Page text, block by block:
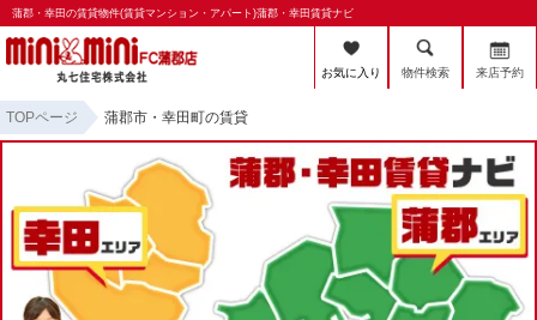
蒲郡・幸田の賃貸物件(賃貸マンション・アパート)蒲郡・幸田賃貸ナビ
お気に入り 物件検索 来店予約
TOPページ 蒲郡市・幸田町の賃貸